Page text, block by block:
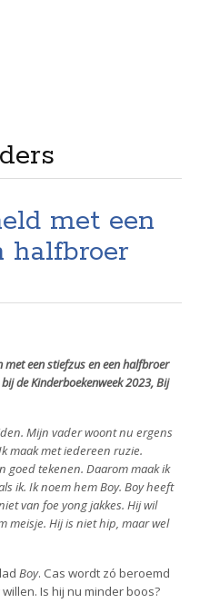
met een
halfbroer
een stiefzus en een halfbroer
de Kinderboekenweek 2023, Bij
Mijn vader woont nu ergens
maak met iedereen ruzie.
goed tekenen. Daarom maak ik
ik. Ik noem hem Boy. Boy heeft
van foe yong jakkes. Hij wil
meisje. Hij is niet hip, maar wel
Boy. Cas wordt zó beroemd
Is hij nu minder boos?